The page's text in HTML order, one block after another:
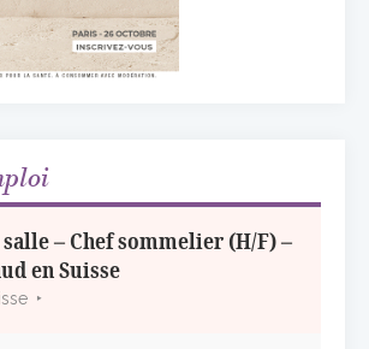
juillet 2026
Pichon-Martin tire sa révérence
– Chef sommelier (H/F) –
en Suisse